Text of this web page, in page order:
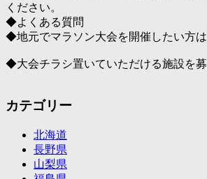
ください。
◆よくある質問
◆地元でマラソン大会を開催したい方
◆大会チラシ置いていただける施設を
カテゴリー
北海道
長野県
山梨県